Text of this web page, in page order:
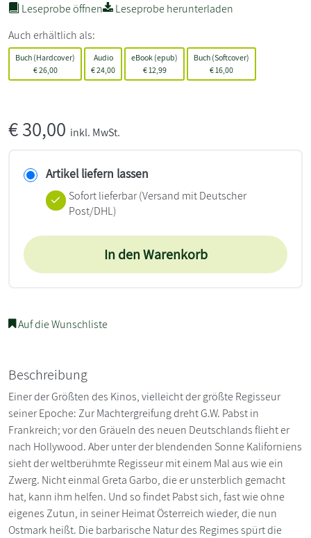
Leseprobe öffnen
Leseprobe herunterladen
Auch erhältlich als:
Buch (Hardcover)
€26,00
Audio
€24,00
eBook (epub)
€12,99
Buch (Softcover)
€ 16,00
€30,00 inkl. MwSt.
Artikel liefern lassen
Sofort lieferbar(Versand mit Deutscher
Post/DHL)
In den Warenkorb
Auf die Wunschliste
Beschreibung
Einer der Größten des Kinos, vielleicht der größte Regisseur
seiner Epoche: Zur Machtergreifung dreht G.W. Pabst in
Frankreich; vor den Gräueln des neuen Deutschlands flieht er
nach Hollywood. Aber unter der blendenden Sonne Kaliforniens
sieht der weltberühmte Regisseur mit einem Mal aus wie ein
Zwerg. Nicht einmal Greta Garbo, die er unsterblich gemacht
hat, kann ihm helfen. Und so findet Pabst sich, fast wie ohne
eigenes Zutun, in seiner Heimat Österreich wieder, die nun
Ostmark heißt. Die barbarische Natur des Regimes spürt die